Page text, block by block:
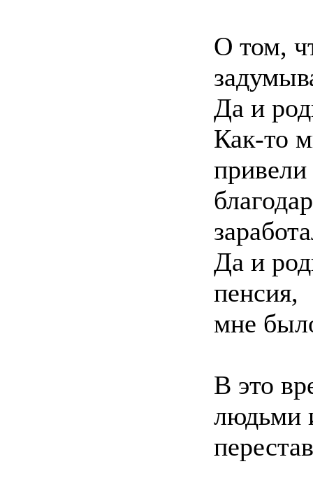
О том,
Да и
Как-то
Да и
пенсия,
мне
В это
людьми